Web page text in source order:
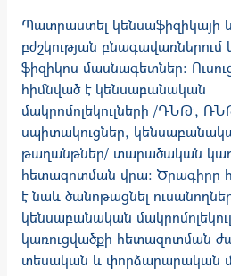
Պատրաստել կենսաֆիզիկայի և
բժշկության բնագավառներում
ֆիզիկոս մասնագետներ։
հիմնված է կենսաբանական
մակրոմոլեկուլների /ԴՆԹ,
սպիտակուցներ,
թաղանթներ/ տարածական
հետազոտման վրա։ Ծրագիրը
է նաև ծանոթացնել
կենսաբանական
կառուցվածքի հետազոտման
տեսական և փորձարարական